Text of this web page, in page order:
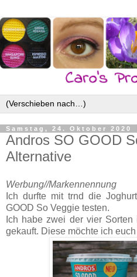
Samstag, 24. Oktober 2020
Andros SO GOOD
Alternative
Werbung//Markennennung
Ich durfte mit trnd die
GOOD So Veggie testen.
Ich habe zwei der vier
gekauft. Diese möchte ich